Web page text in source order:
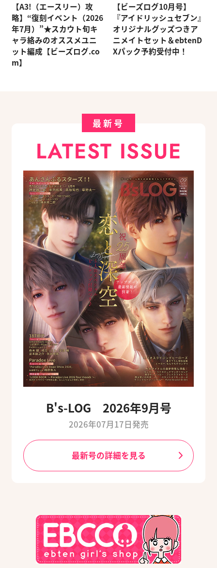
【A3!（エースリー）攻
略】“復刻イベント（2026
年7月）”★スカウト旬キ
ャラ絡みのオススメユニ
ット編成【ビーズログ.co
m】
【ビーズログ10月号】
『アイドリッシュセブン』
オリジナルグッズつきア
ニメイトセット＆ebtenD
Xパック予約受付中！
最新号
LATEST ISSUE
B's-LOG 2026年9月号
2026年07月17日発売
最新号の詳細を見る